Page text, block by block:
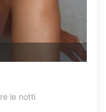
le notti